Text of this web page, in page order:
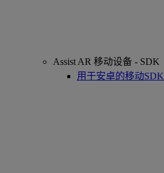
Assist AR 移动设备 - SDK
用于安卓的移动SDK